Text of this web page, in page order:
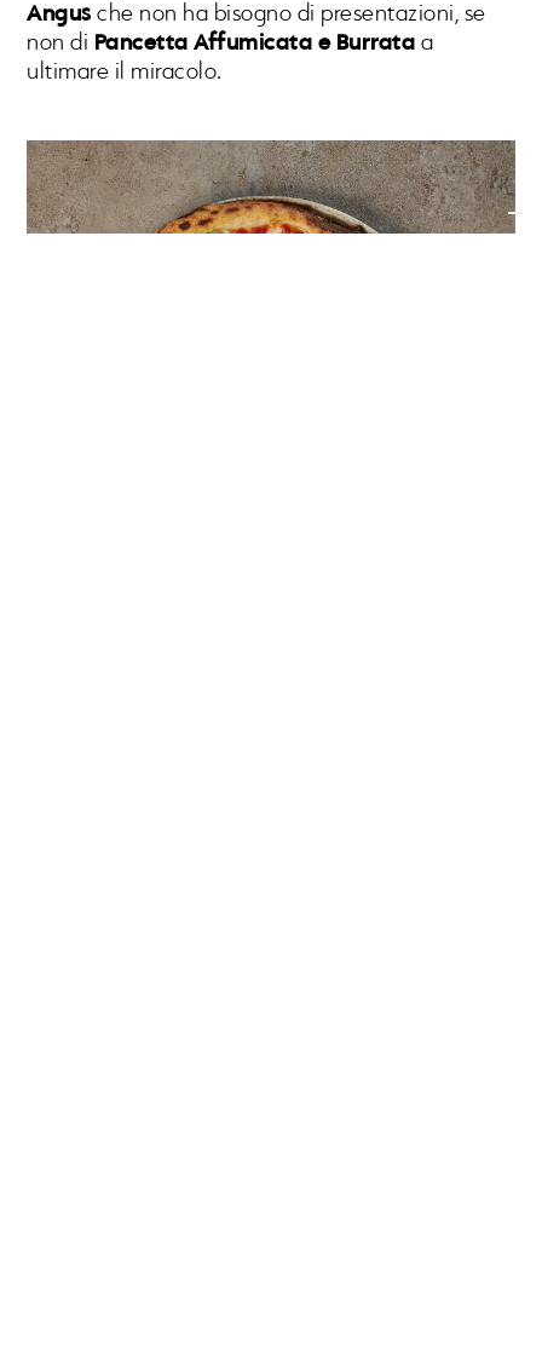
Angus che non ha bisogno di presentazioni, se
non di Pancetta Affumicata e Burrata a
ultimare il miracolo.